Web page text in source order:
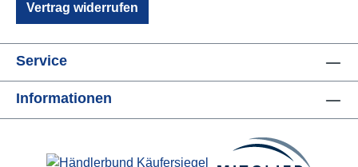
Vertrag widerrufen
Service
Informationen